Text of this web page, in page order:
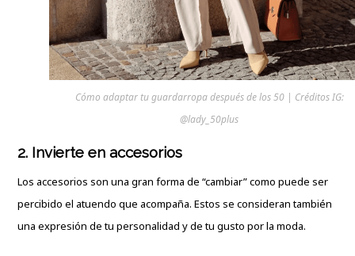
Cómo adaptar tu guardarropa después de los 50 | Créditos IG:
@lady_50plus
2. Invierte en accesorios
Los accesorios son una gran forma de “cambiar” como puede ser
percibido el atuendo que acompaña. Estos se consideran también
una expresión de tu personalidad y de tu gusto por la moda.